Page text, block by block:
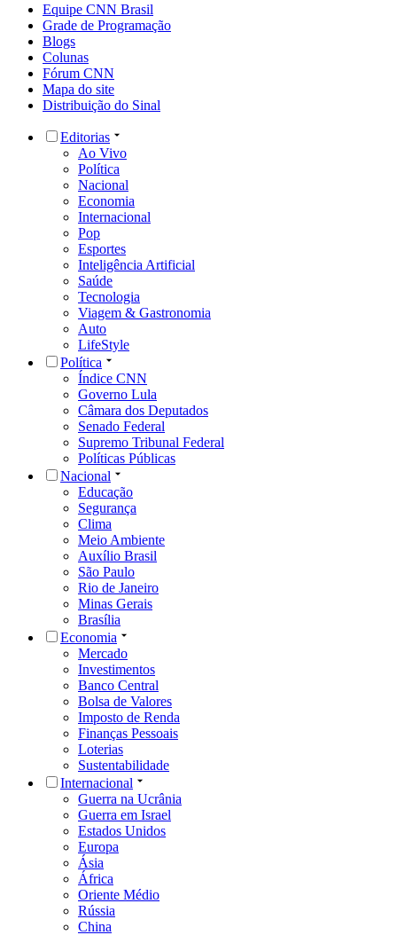
Equipe CNN Brasil
Grade de Programação
Blogs
Colunas
Fórum CNN
Mapa do site
Distribuição do Sinal
Editorias
Ao Vivo
Política
Nacional
Economia
Internacional
Pop
Esportes
Inteligência Artificial
Saúde
Tecnologia
Viagem & Gastronomia
Auto
LifeStyle
Política
Índice CNN
Governo Lula
Câmara dos Deputados
Senado Federal
Supremo Tribunal Federal
Políticas Públicas
Nacional
Educação
Segurança
Clima
Meio Ambiente
Auxílio Brasil
São Paulo
Rio de Janeiro
Minas Gerais
Brasília
Economia
Mercado
Investimentos
Banco Central
Bolsa de Valores
Imposto de Renda
Finanças Pessoais
Loterias
Sustentabilidade
Internacional
Guerra na Ucrânia
Guerra em Israel
Estados Unidos
Europa
Ásia
África
Oriente Médio
Rússia
China